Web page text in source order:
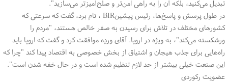
تبدیل می‌کنید، بلکه آن را به راهی امن‌تر و صلح‌آمیزتر می‌سازید."
در طول پرسش و پاسخ‌ها، رئیس پیشینBIR ، تام برد، گفت که سرعتی که
کشورهای مختلف در تلاش برای رسیدن به صفر خالص هستند، "مردم را
ورشکسته می‌کند"، به ویژه در اروپا. آقای وردِه موافقت کرد و گفت که اروپا باید
راه‌هایی برای جذب هیجان و اشتیاق از بخش خصوصی به اقتصاد پیدا کند "چرا که
این صنعت خیلی بیشتر از حد لازم تنظیم شده است و در حال خفه شدن است."
عضویت رکوردی